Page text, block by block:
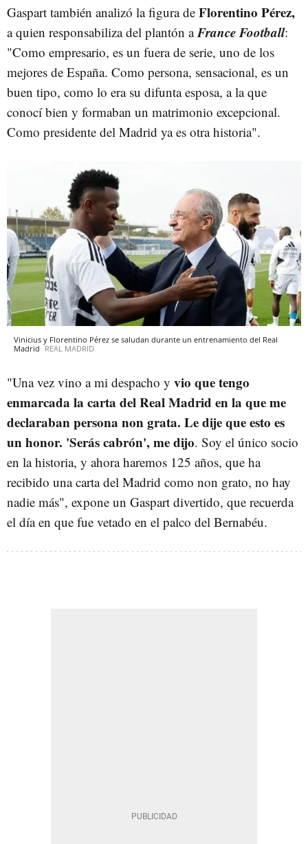
Gaspart también analizó la figura de Florentino Pérez,
a quien responsabiliza del plantón aFrance Football:
"Como empresario, es un fuera de serie, uno de los
mejores de España. Como persona, sensacional, es un
buen tipo, como lo era su difunta esposa, a la que
conocí bien y formaban un matrimonio excepcional.
Como presidente del Madrid ya es otra historia".
Vinicius y Florentino Pérez se saludan durante un entrenamiento del Real
Madrid REAL MADRID
"Una vez vino a mi despacho y vio que tengo
enmarcada la carta del Real Madrid en la que me
declaraban persona non grata. Le dije que esto es
un honor. 'Serás cabrón', me dijo. Soy el único socio
en la historia, y ahora haremos 125 años, que ha
recibido una carta del Madrid como non grato, no hay
nadie más", expone un Gaspart divertido, que recuerda
el día en que fue vetado en el palco del Bernabéu.